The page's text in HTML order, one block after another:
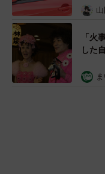
憩ま
「火
した
ン状